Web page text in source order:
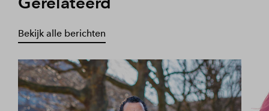
Bekijk alle berichten